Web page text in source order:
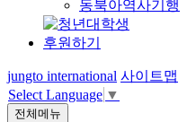
동북아역사기행
후원하기
jungto international 사이트맵
Select Language ▼
전체메뉴